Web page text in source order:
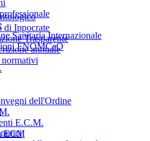
di Ippocrate
Trasparente
annuale
Sanitaria Internazionale
FNOMCeO
dell'Ordine
E.C.M.
ECM